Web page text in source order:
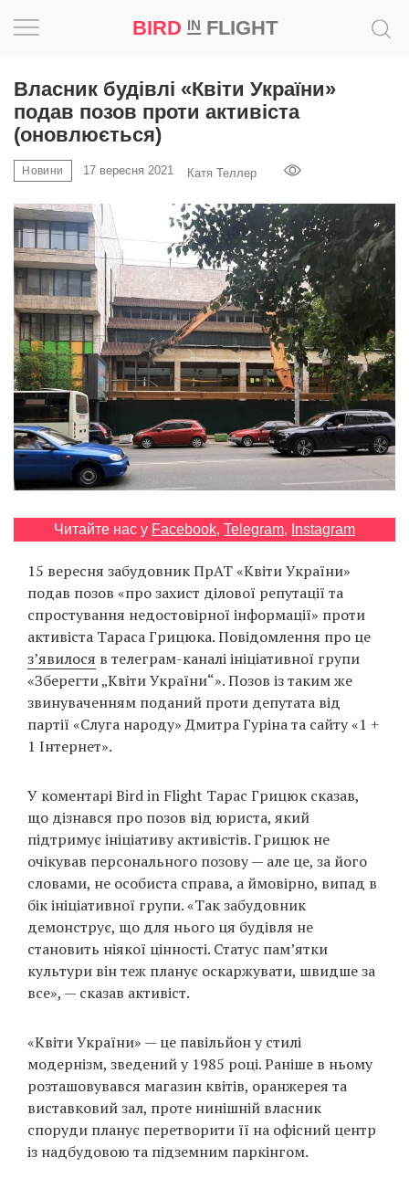
BIRD INFLIGHT
RU
Власник будівлі «Квіти України»
подав позов проти активіста
(оновлюється)
Новини 17 вересня 2021 Катя Теллер
Читайте нас у Facebook, Telegram, Instagram
15 вересня забудовник ПрАТ «Квіти України»
подав позов «про захист ділової репутації та
спростування недостовірної інформації» проти
активіста Тараса Грицюка. Повідомлення про це
з’явилося в телеграм-каналі ініціативної групи
«Зберегти „Квіти України“». Позов із таким же
звинуваченням поданий проти депутата від
партії «Слуга народу» Дмитра Гуріна та сайту «1 +
1 Інтернет».
У коментарі Bird in Flight Тарас Грицюк сказав,
що дізнався про позов від юриста, який
підтримує ініціативу активістів. Грицюк не
очікував персонального позову — але це, за його
словами, не особиста справа, а ймовірно, випад в
бік ініціативної групи. «Так забудовник
демонструє, що для нього ця будівля не
становить ніякої цінності. Статус пам’ятки
культури він теж планує оскаржувати, швидше за
все», — сказав активіст.
«Квіти України» — це павільйон у стилі
модернізм, зведений у 1985 році. Раніше в ньому
розташовувався магазин квітів, оранжерея та
виставковий зал, проте нинішній власник
споруди планує перетворити її на офісний центр
із надбудовою та підземним паркінгом.